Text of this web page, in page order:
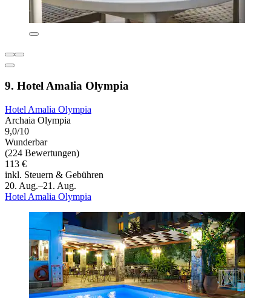
9. Hotel Amalia Olympia
Hotel Amalia Olympia
Archaia Olympia
9,0/10
Wunderbar
(224 Bewertungen)
113 €
inkl. Steuern & Gebühren
20. Aug.–21. Aug.
Hotel Amalia Olympia